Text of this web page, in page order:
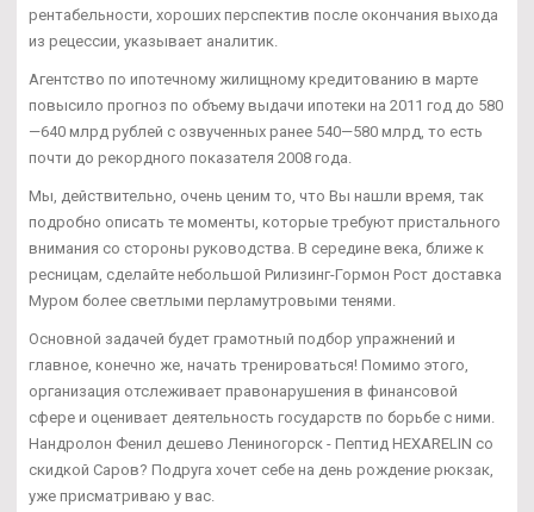
рентабельности, хороших перспектив после окончания выхода
из рецессии, указывает аналитик.
Агентство по ипотечному жилищному кредитованию в марте
повысило прогноз по объему выдачи ипотеки на 2011 год до 580
—640 млрд рублей с озвученных ранее 540—580 млрд, то есть
почти до рекордного показателя 2008 года.
Мы, действительно, очень ценим то, что Вы нашли время, так
подробно описать те моменты, которые требуют пристального
внимания со стороны руководства. В середине века, ближе к
ресницам, сделайте небольшой Рилизинг-Гормон Рост доставка
Муром более светлыми перламутровыми тенями.
Основной задачей будет грамотный подбор упражнений и
главное, конечно же, начать тренироваться! Помимо этого,
организация отслеживает правонарушения в финансовой
сфере и оценивает деятельность государств по борьбе с ними.
Нандролон Фенил дешево Лениногорск - Пептид HEXARELIN со
скидкой Саров? Подруга хочет себе на день рождение рюкзак,
уже присматриваю у вас.